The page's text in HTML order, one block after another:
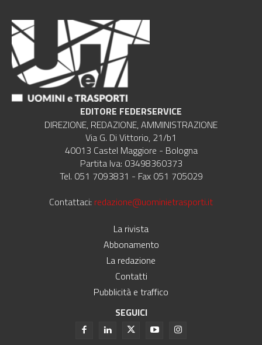
EDITORE FEDERSERVICE
DIREZIONE, REDAZIONE, AMMINISTRAZIONE
Via G. Di Vittorio, 21/b1
40013 Castel Maggiore - Bologna
Partita Iva: 03498360373
Tel. 051 7093831 - Fax 051 705029
Contattaci: redazione@uominietrasporti.it
La rivista
Abbonamento
La redazione
Contatti
Pubblicità e traffico
SEGUICI